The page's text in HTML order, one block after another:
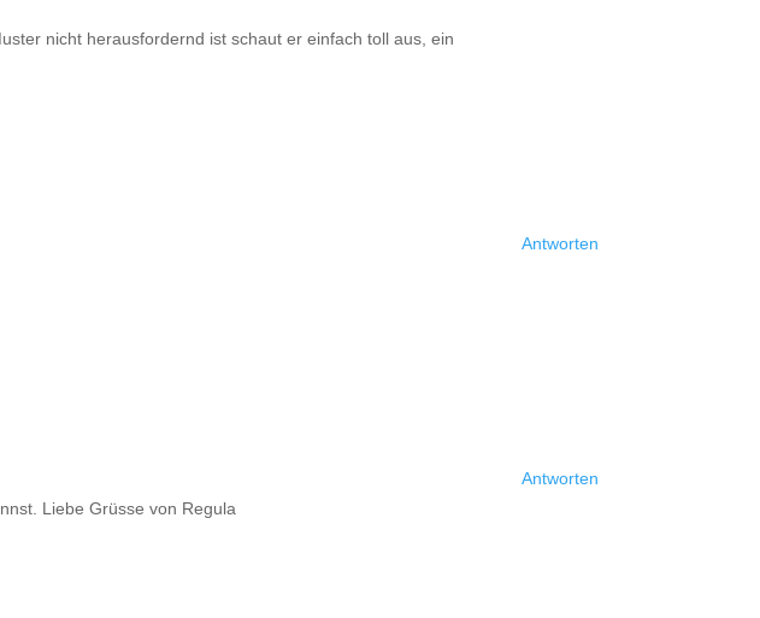
nicht herausfordernd ist schaut er einfach toll aus, ein
Antworten
Liebe Grüsse von Regula
Antworten